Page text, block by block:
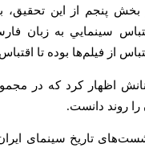
پنجم از این تحقیق،
سينمايي به زبان
از فیلم‌ها بوده تا
اظهار کرد که در
روند دانست.
تاریخ سینمای